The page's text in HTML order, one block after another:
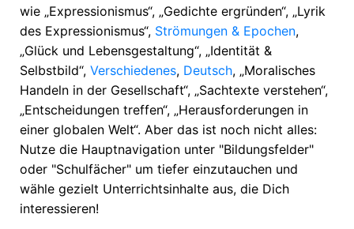
wie „Expressionismus“, „Gedichte ergründen“, „Lyrik
des Expressionismus“, Strömungen & Epochen,
„Glück und Lebensgestaltung“, „Identität &
Selbstbild“, Verschiedenes, Deutsch, „Moralisches
Handeln in der Gesellschaft“, „Sachtexte verstehen“,
„Entscheidungen treffen“, „Herausforderungen in
einer globalen Welt“. Aber das ist noch nicht alles:
Nutze die Hauptnavigation unter "Bildungsfelder"
oder "Schulfächer" um tiefer einzutauchen und
wähle gezielt Unterrichtsinhalte aus, die Dich
interessieren!